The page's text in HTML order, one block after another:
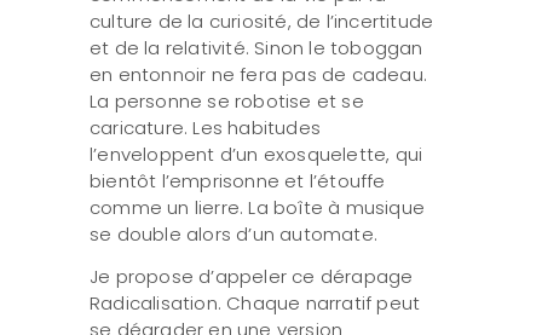
culture de la curiosité, de l’incertitude
et de la relativité. Sinon le toboggan
en entonnoir ne fera pas de cadeau.
La personne se robotise et se
caricature. Les habitudes
l’enveloppent d’un exosquelette, qui
bientôt l’emprisonne et l’étouffe
comme un lierre. La boîte à musique
se double alors d’un automate.
Je propose d’appeler ce dérapage
Radicalisation. Chaque narratif peut